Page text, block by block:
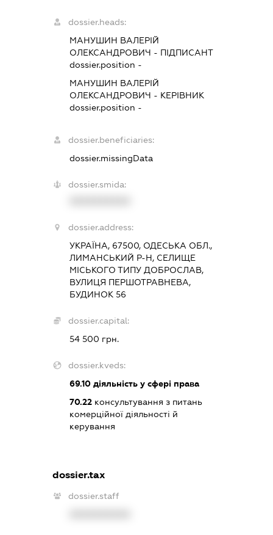
dossier.heads:
МАНУШИН ВАЛЕРІЙ
ОЛЕКСАНДРОВИЧ - ПІДПИСАНТ
dossier.position -
МАНУШИН ВАЛЕРІЙ
ОЛЕКСАНДРОВИЧ - КЕРІВНИК
dossier.position -
dossier.beneficiaries:
dossier.missingData
dossier.smida:
dossier.address:
УКРАЇНА, 67500, ОДЕСЬКА ОБЛ.,
ЛИМАНСЬКИЙ Р-Н, СЕЛИЩЕ
МІСЬКОГО ТИПУ ДОБРОСЛАВ,
ВУЛИЦЯ ПЕРШОТРАВНЕВА,
БУДИНОК 56
dossier.capital:
54 500 грн.
dossier.kveds:
69.10діяльність у сфері права
70.22консультування з питань
комерційної діяльності й
керування
dossier.tax
dossier.staff